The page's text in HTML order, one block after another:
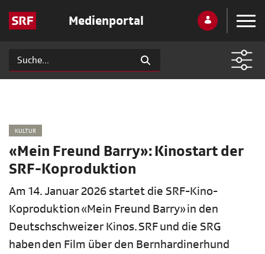
Medienportal
KULTUR
«Mein Freund Barry»: Kinostart der
SRF-Koproduktion
Am 14. Januar 2026 startet die SRF-Kino-
Koproduktion «Mein Freund Barry» in den
Deutschschweizer Kinos. SRF und die SRG
haben den Film über den Bernhardinerhund